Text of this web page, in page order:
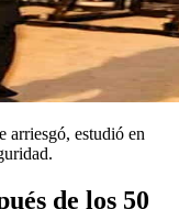
arriesgó, estudió en
de los 50